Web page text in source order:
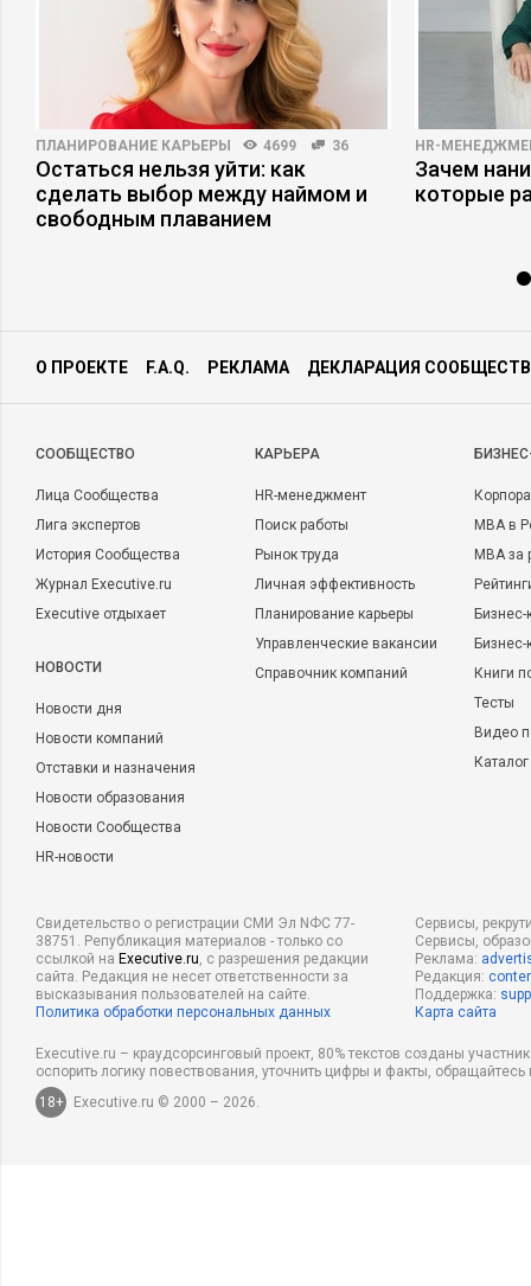
ПЛАНИРОВАНИЕ КАРЬЕРЫ 4699 36
Остаться нельзя уйти: как
сделать выбор между наймом и
свободным плаванием
HR-
Зачем
которые
О ПРОЕКТЕ F.A.Q. РЕКЛАМА ДЕКЛАРАЦИЯ
CООБЩЕСТВО
Лица Сообщества
Лига экспертов
История Сообщества
Журнал Executive.ru
Executive отдыхает
НОВОСТИ
Новости дня
Новости компаний
Отставки и назначения
Новости образования
Новости Сообщества
HR-новости
КАРЬЕРА
HR-менеджмент
Поиск работы
Рынок труда
Личная эффективность
Планирование карьеры
Управленческие вакансии
Справочник компаний
MBA в
MBA
Бизнес-
Книги
Тесты
Видео
Свидетельство о регистрации СМИ Эл NФС 77-
38751. Републикация материалов - только со
ссылкой на Executive.ru, с разрешения редакции
сайта. Редакция не несет ответственности за
высказывания пользователей на сайте.
Политика обработки персональных данных
Сервисы,
Сервисы,
Реклама:
Редакция:
Поддержка:
Карта сайта
Executive.ru – краудсорсинговый проект, 80% текстов созданы
оспорить логику повествования, уточнить цифры и факты,
18+
Executive.ru © 2000 – 2026.